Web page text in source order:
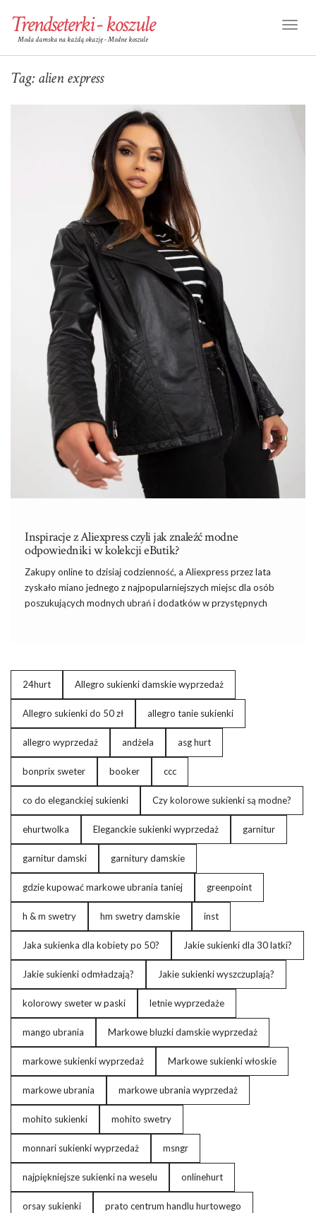
Trendseterki - koszule
Moda damska na każdą okazję - Modne koszule
Tag:alien express
Inspiracje z Aliexpress czyli jak znaleźć modne
odpowiedniki w kolekcji eButik?
Zakupy online to dzisiaj codzienność, a Aliexpress przez lata
zyskało miano jednego z najpopularniejszych miejsc dla osób
poszukujących modnych ubrań i dodatków w przystępnych
eButik. Dziś pokażemy, jak znaleźć modne odpowiedniki z
Aliexpress w kolekcji eButik, które łączą styl, jakość i szybkość
dostawy.
Dlaczego Aliexpress przyciąga?
Platforma Aliexpress stała się popularna dzięki niskim cenom,
ogromnej różnorodności …
24hurt Allegro sukienki damskie wyprzedaż
Allegro sukienki do 50 zł allegro tanie sukienki
allegro wyprzedaż andżela asg hurt
bonprix sweter booker ccc
co do eleganckiej sukienki Czy kolorowe sukienki są modne?
ehurtwolka Eleganckie sukienki wyprzedaż garnitur
garnitur damski garnitury damskie
gdzie kupować markowe ubrania taniej greenpoint
h & m swetry hm swetry damskie inst
Jaka sukienka dla kobiety po 50? Jakie sukienki dla 30 latki?
Jakie sukienki odmładzają? Jakie sukienki wyszczuplają?
kolorowy sweter w paski letnie wyprzedaże
mango ubrania Markowe bluzki damskie wyprzedaż
markowe sukienki wyprzedaż Markowe sukienki włoskie
markowe ubrania markowe ubrania wyprzedaż
mohito sukienki mohito swetry
monnari sukienki wyprzedaż msngr
najpiękniejsze sukienki na weselu onlinehurt
orsay sukienki prato centrum handlu hurtowego